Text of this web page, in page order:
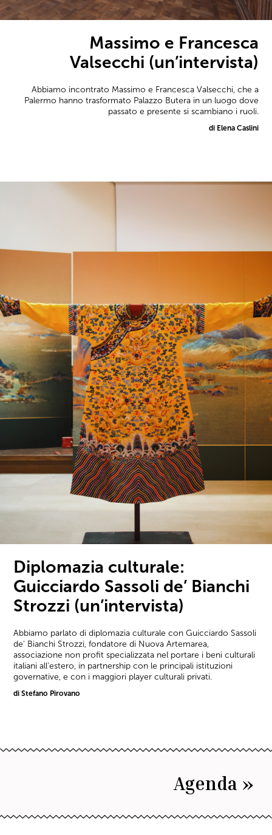
Massimo e Francesca
Valsecchi (un’intervista)
Abbiamo incontrato Massimo e Francesca Valsecchi, che a
Palermo hanno trasformato Palazzo Butera in un luogo dove
passato e presente si scambiano i ruoli.
di Elena Caslini
Diplomazia culturale:
Guicciardo Sassoli de’ Bianchi
Strozzi (un’intervista)
Abbiamo parlato di diplomazia culturale con Guicciardo Sassoli
de' Bianchi Strozzi, fondatore di Nuova Artemarea,
associazione non profit specializzata nel portare i beni culturali
italiani all'estero, in partnership con le principali istituzioni
governative, e con i maggiori player culturali privati.
di Stefano Pirovano
Agenda »